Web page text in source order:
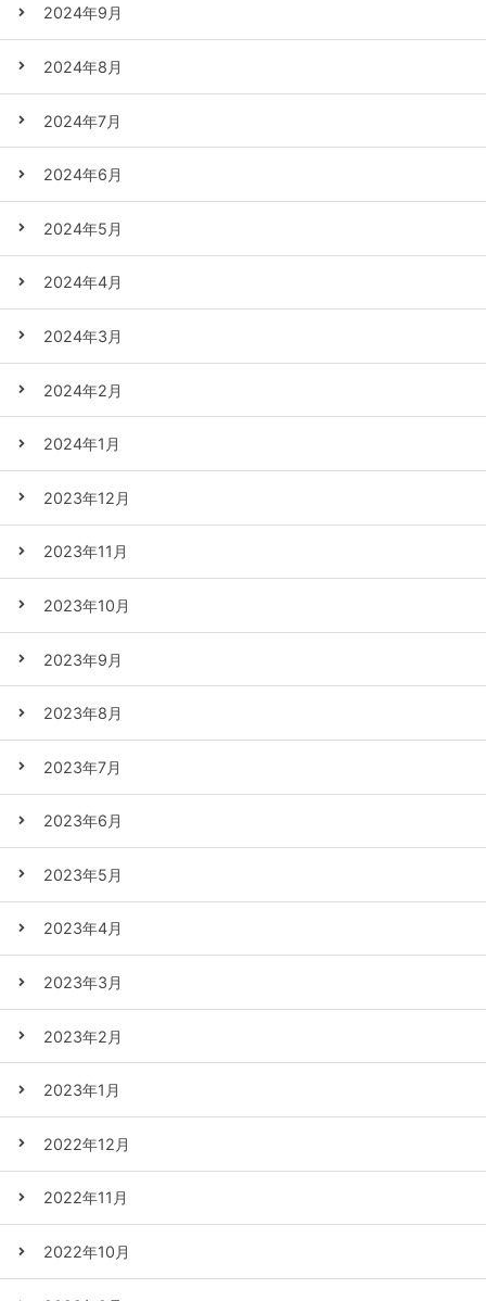
2024年9月
2024年8月
2024年7月
2024年6月
2024年5月
2024年4月
2024年3月
2024年2月
2024年1月
2023年12月
2023年11月
2023年10月
2023年9月
2023年8月
2023年7月
2023年6月
2023年5月
2023年4月
2023年3月
2023年2月
2023年1月
2022年12月
2022年11月
2022年10月